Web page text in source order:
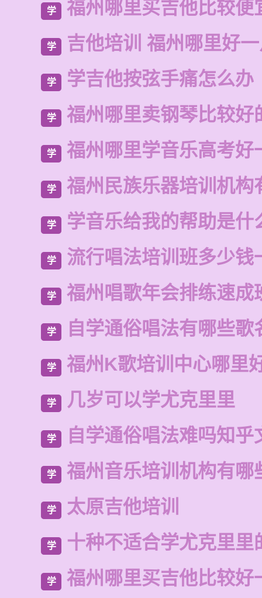
学 福州哪里买吉他比较便
学 吉他培训 福州哪里好
学 学吉他按弦手痛怎么办
学 福州哪里卖钢琴比较好
学 福州哪里学音乐高考好
学 福州民族乐器培训机构
学 学音乐给我的帮助是什
学 流行唱法培训班多少钱
学 福州唱歌年会排练速成
学 自学通俗唱法有哪些歌
学 福州K歌培训中心哪里
学 几岁可以学尤克里里
学 自学通俗唱法难吗知乎
学 福州音乐培训机构有哪
学 太原吉他培训
学 十种不适合学尤克里里
学 福州哪里买吉他比较好